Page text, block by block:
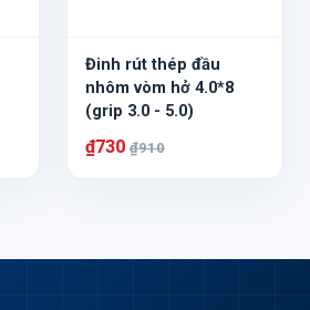
Đinh rút thép đầu
nhôm vòm hở 4.0*8
(grip 3.0 - 5.0)
₫730 ₫910